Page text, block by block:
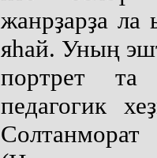
жанрҙарҙа
яһай. Уның
портрет
педагогик